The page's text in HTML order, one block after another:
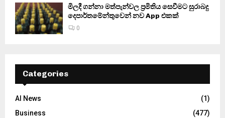
මිලදී ගන්නා මත්පැන්වල ප්‍රමිතිය සෙවීමට සුරාබදු
දෙපාර්තමේන්තුවෙන් නව App එකක්
0
Categories
AI News
(1)
Business
(477)